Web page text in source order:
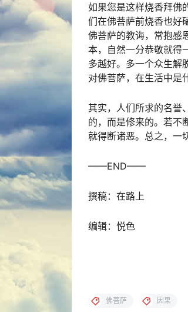
如果您是这样烧香拜佛
们在佛菩萨前烧香也好
佛菩萨的教诲，常抱感
本，自然一分恭敬就得
多越好。多一个众生解
对佛菩萨，在生活中是
其实，人们所求的名誉
的，而是修来的。若不
就得断诸恶。总之，一
——END——
撰稿：在路上
编辑：悦色
佛菩萨 因果